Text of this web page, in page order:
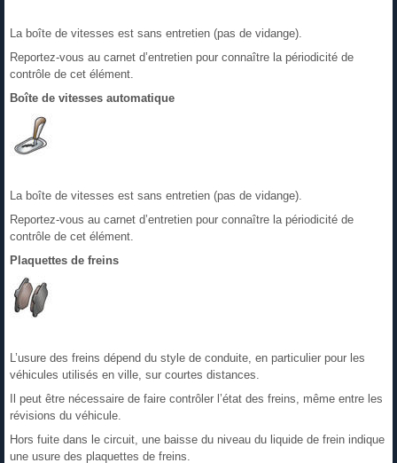
La boîte de vitesses est sans entretien (pas de vidange).
Reportez-vous au carnet d’entretien pour connaître la périodicité de
contrôle de cet élément.
Boîte de vitesses automatique
La boîte de vitesses est sans entretien (pas de vidange).
Reportez-vous au carnet d’entretien pour connaître la périodicité de
contrôle de cet élément.
Plaquettes de freins
L’usure des freins dépend du style de conduite, en particulier pour les
véhicules utilisés en ville, sur courtes distances.
Il peut être nécessaire de faire contrôler l’état des freins, même entre les
révisions du véhicule.
Hors fuite dans le circuit, une baisse du niveau du liquide de frein indique
une usure des plaquettes de freins.